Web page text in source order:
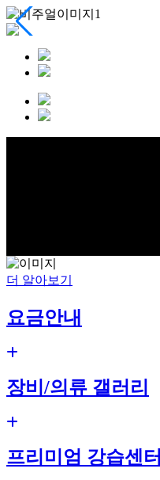
더 알아보기
요금안내
장비/의류 갤러리
프리미엄 강습센터